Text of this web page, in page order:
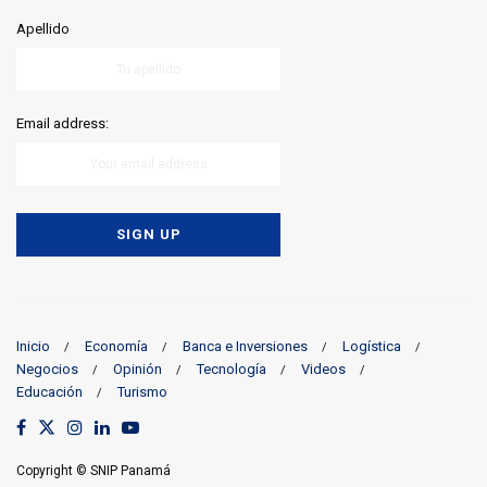
Apellido
Email address:
Inicio Economía Banca e Inversiones
Logística
Negocios
Opinión Tecnología
Videos
Educación
Turismo
Copyright © SNIP Panamá